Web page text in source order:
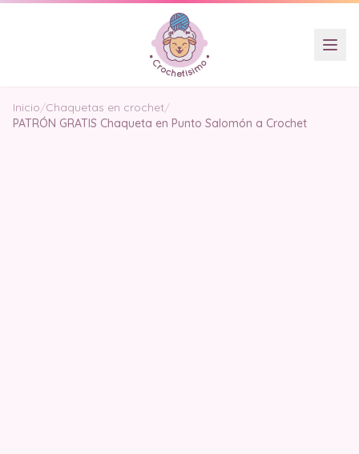
Inicio/Chaquetas en crochet/
PATRÓN GRATIS Chaqueta en Punto Salomón a Crochet